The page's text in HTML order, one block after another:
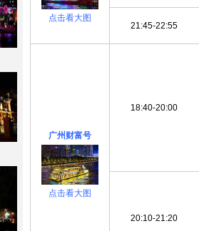
点击看大图
21:45-22:55
广州财富号
点击看大图
18:40-20:00
20:10-21:20